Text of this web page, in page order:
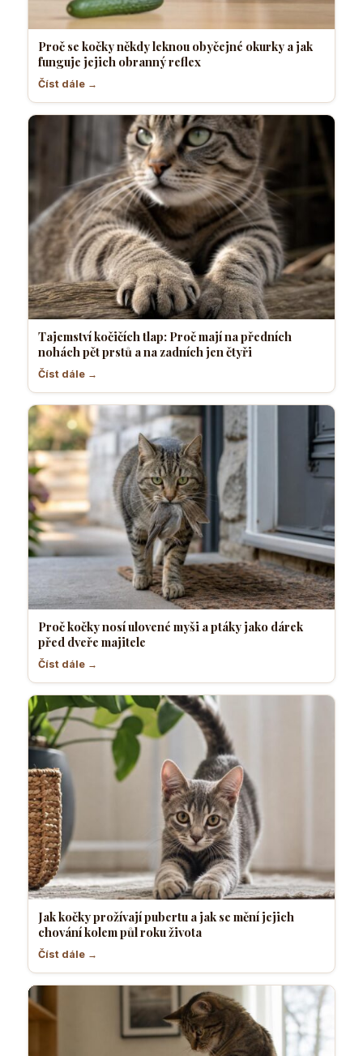
Proč se kočky někdy leknou obyčejné okurky a jak
funguje jejich obranný reflex
Číst dále →
Tajemství kočičích tlap: Proč mají na předních
nohách pět prstů a na zadních jen čtyři
Číst dále →
Proč kočky nosí ulovené myši a ptáky jako dárek
před dveře majitele
Číst dále →
Jak kočky prožívají pubertu a jak se mění jejich
chování kolem půl roku života
Číst dále →